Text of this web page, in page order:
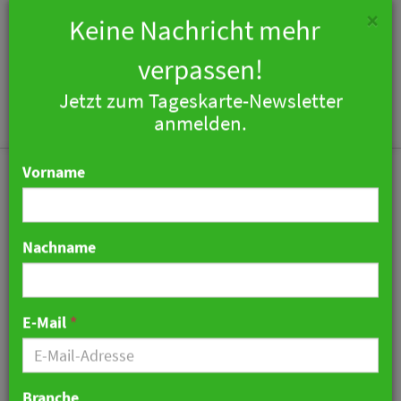
Quartal
03. Mai 2026 11:16 Uhr
×
Keine Nachricht mehr
verpassen!
Jetzt zum Tageskarte-Newsletter
anmelden.
Vorname
Nachname
E-Mail*